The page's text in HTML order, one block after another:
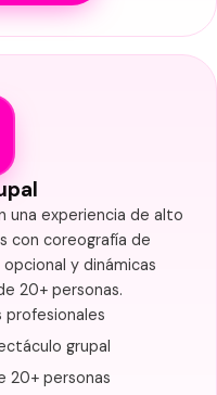
una experiencia de alto
con coreografía de
y dinámicas
20+ personas.
grupal
20+ personas